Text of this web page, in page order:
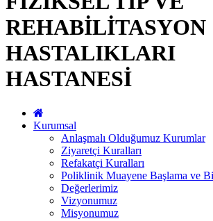
REHABİLİTASYON
HASTALIKLARI
HASTANESİ
Kurumsal
Anlaşmalı Olduğumuz Kurumlar
Ziyaretçi Kuralları
Refakatçi Kuralları
Poliklinik Muayene Başlama ve
Değerlerimiz
Vizyonumuz
Misyonumuz